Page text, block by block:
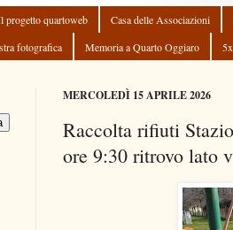
progetto quartoweb Casa delle Associazioni
fotografica
Memoria a Quarto Oggiaro
MERCOLEDÌ 15 APRILE 2026
Raccolta rifiuti
ore 9:30 ritrovo lato